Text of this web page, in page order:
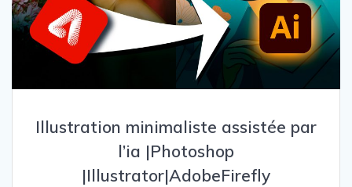
Illustration minimaliste assistée par
l’ia |Photoshop
|Illustrator|AdobeFirefly